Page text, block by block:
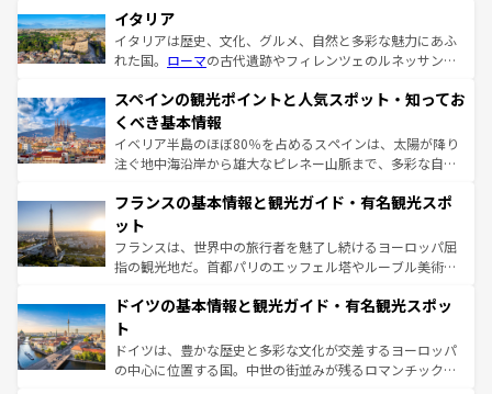
イタリア
イタリアは歴史、文化、グルメ、自然と多彩な魅力にあふ
れた国。 ローマの古代遺跡やフィレンツェのルネッサンス
ろん、トスカーナの美しい田園風景やアマルフィ海岸の絶
景など、自然景観も見逃せない。観光の合間には、本場の
ピザやパスタなど、絶品のイタリア料理を堪能することも
できる。朝目覚めてから夜眠るまで、すべての瞬間を楽し
なお、新着のイタリア情報はコンテンツ一覧を参照してほ
しい。
スペインの観光ポイントと人気スポット・知ってお
くべき基本情報
イベリア半島のほぼ80％を占めるスペインは、太陽が降り
注ぐ地中海沿岸から雄大なピレネー山脈まで、多彩な自然
文化が根付くこの国では、情熱的なフラメンコ、熱気あふ
れる闘牛、そして美味しいタパスが生活の一部となってい
る。首都マドリードの洗練された雰囲気や、バルセロナの
アートに溢れた街角から、地方では古代ローマ遺跡や中世
せる。地方によって風土や気候が異なるスペインはその個
ンテンツ一覧 を参照してほしい。
フランスの基本情報と観光ガイド・有名観光スポ
ット
フランスは、世界中の旅行者を魅了し続けるヨーロッパ屈
指の観光地だ。首都パリのエッフェル塔やルーブル美術館
で、幅広い魅力が詰まっている。華麗な宮殿、歴史的な大
聖堂、美しいビーチ、そして豊かな自然が、訪れる者を心
から魅了する。また、フランスは美食の国としても知ら
れ、フランス料理はユネスコ無形文化遺産にも登録されて
ドイツの基本情報と観光ガイド・有名観光スポッ
ト
ドイツは、豊かな歴史と多彩な文化が交差するヨーロッパ
の中心に位置する国。中世の街並みが残るロマンチック街